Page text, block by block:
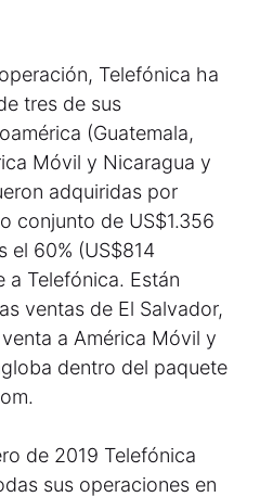
Telefónica ha
tres de sus
(Guatemala,
Móvil y Nicaragua y
adquiridas por
conjunto de US$1.356
el 60% (US$814
a Telefónica. Están
ventas de El Salvador,
a América Móvil y
dentro del paquete
de 2019 Telefónica
sus operaciones en